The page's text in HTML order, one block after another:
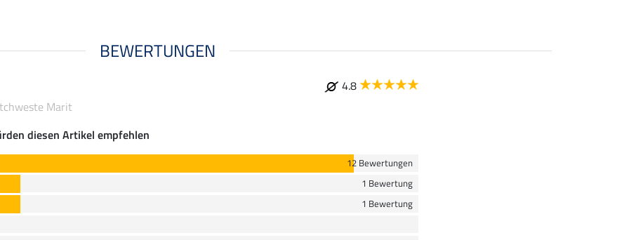
BEWERTUNGEN
4.8
Marit
diesen Artikel empfehlen
12 Bewertungen
1 Bewertung
1 Bewertung